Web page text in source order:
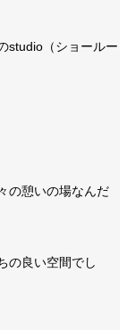
studio（ショールー
の憩いの場なんだ
の良い空間でし